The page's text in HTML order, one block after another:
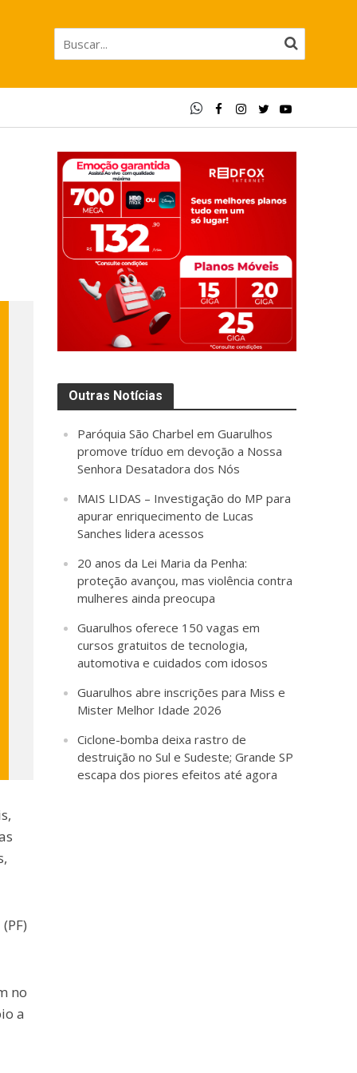
no
a
Outras Notícias
Paróquia São Charbel em Guarulhos
promove tríduo em devoção a Nossa
Senhora Desatadora dos Nós
MAIS LIDAS – Investigação do MP para
apurar enriquecimento de Lucas
Sanches lidera acessos
20 anos da Lei Maria da Penha:
proteção avançou, mas violência contra
mulheres ainda preocupa
Guarulhos oferece 150 vagas em
cursos gratuitos de tecnologia,
automotiva e cuidados com idosos
Guarulhos abre inscrições para Miss e
Mister Melhor Idade 2026
Ciclone-bomba deixa rastro de
destruição no Sul e Sudeste; Grande SP
escapa dos piores efeitos até agora